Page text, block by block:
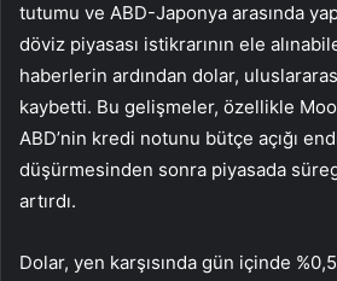
tutumu ve ABD-Japonya arasında
döviz piyasası istikrarının ele
haberlerin ardından dolar,
kaybetti. Bu gelişmeler, özellikle
ABD’nin kredi notunu bütçe açığı
düşürmesinden sonra piyasada
artırdı.
Dolar, yen karşısında gün içinde